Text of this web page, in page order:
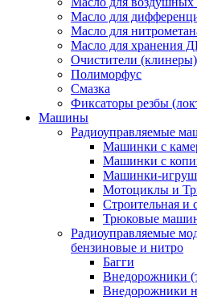
Масло для
Масло для
Масло для хранения
Очистители (клинеры)
Полиморфус
Смазка
Фиксаторы резбы
Машины
Радиоуправляемые
Машинки с
Машинки с
Машинки-
Мотоциклы и
Строительная и
Трюковые
Радиоуправляемые
бензиновые и нитро
Багги
Внедорожники
Внедорожники